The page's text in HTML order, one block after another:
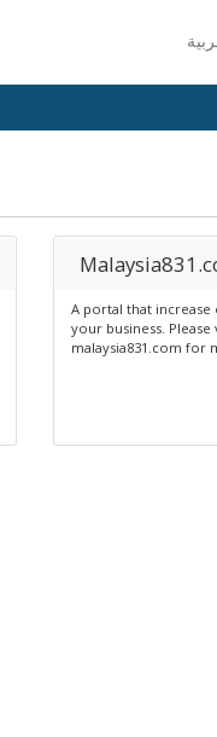
A portal that
your business. Please
malaysia831.com for